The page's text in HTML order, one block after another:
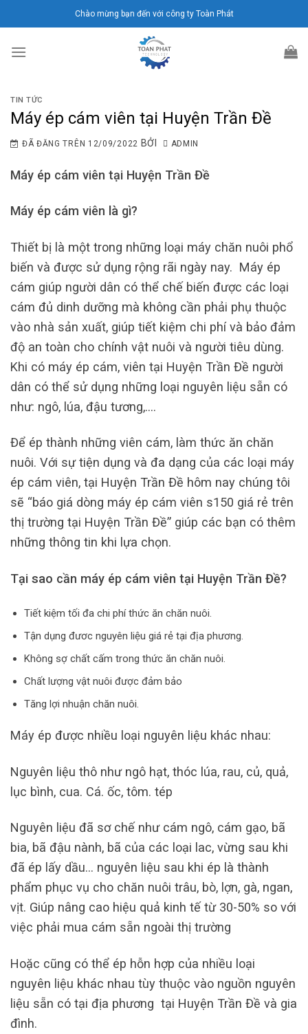
đến
dung
Chào mừng bạn đến với công ty Toàn Phát
TIN TỨC
Máy ép cám viên tại Huyện Trần Đề
ĐÃ ĐĂNG TRÊN 12/09/2022 BỞI ADMIN
Máy ép cám viên tại Huyện Trần Đề
Máy ép cám viên là gì?
Thiết bị là một trong những loại máy chăn nuôi phổ
biến và được sử dụng rộng rãi ngày nay. Máy ép
cám giúp người dân có thể chế biến được các loại
cám đủ dinh dưỡng mà không cần phải phụ thuộc
vào nhà sản xuất, giúp tiết kiệm chi phí và bảo đảm
độ an toàn cho chính vật nuôi và người tiêu dùng.
Khi có máy ép cám, viên tại Huyện Trần Đề người
dân có thể sử dụng những loại nguyên liệu sẵn có
như: ngô, lúa, đậu tương,….
Để ép thành những viên cám, làm thức ăn chăn
nuôi. Với sự tiện dụng và đa dạng của các loại máy
ép cám viên, tại Huyện Trần Đề hôm nay chúng tôi
sẽ “báo giá dòng máy ép cám viên s150 giá rẻ trên
thị trường tại Huyện Trần Đề” giúp các bạn có thêm
những thông tin khi lựa chọn.
Tại sao cần máy ép cám viên tại Huyện Trần Đề?
Tiết kiệm tối đa chi phí thức ăn chăn nuôi.
Tận dụng đươc nguyên liệu giá rẻ tại địa phương.
Không sợ chất cấm trong thức ăn chăn nuôi.
Chất lượng vật nuôi được đảm bảo
Tăng lợi nhuận chăn nuôi.
Máy ép được nhiều loại nguyên liệu khác nhau:
Nguyên liệu thô như ngô hạt, thóc lúa, rau, củ, quả,
lục bình, cua. Cá. ốc, tôm. tép
Nguyên liệu đã sơ chế như cám ngô, cám gạo, bã
bia, bã đậu nành, bã của các loại lac, vừng sau khi
đã ép lấy dầu… nguyên liệu sau khi ép là thành
phẩm phục vụ cho chăn nuôi trâu, bò, lợn, gà, ngan,
vịt. Giúp nâng cao hiệu quả kinh tế từ 30-50% so với
việc phải mua cám sẵn ngoài thị trường
Hoặc cũng có thể ép hỗn hợp của nhiều loại
nguyên liệu khác nhau tùy thuộc vào nguồn nguyên
liệu sẵn có tại địa phương tại Huyện Trần Đề và gia
đình.